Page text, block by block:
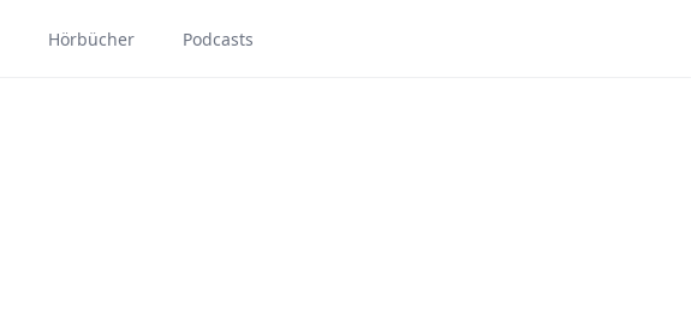
Hörbücher Podcasts